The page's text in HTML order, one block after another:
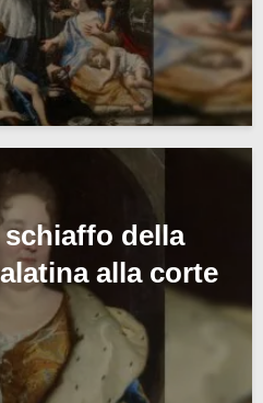
della
alla corte